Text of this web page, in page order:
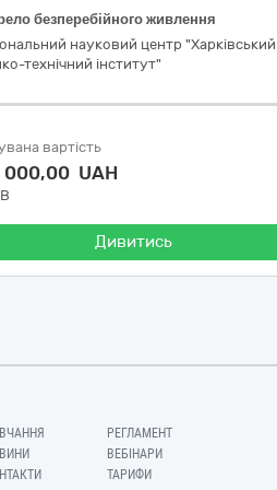
безперебійного живлення
науковий центр "Харківський
технічний інститут"
вартість
000,00 UAH
Дивитись
РЕГЛАМЕНТ
ВЕБІНАРИ
ТАРИФИ